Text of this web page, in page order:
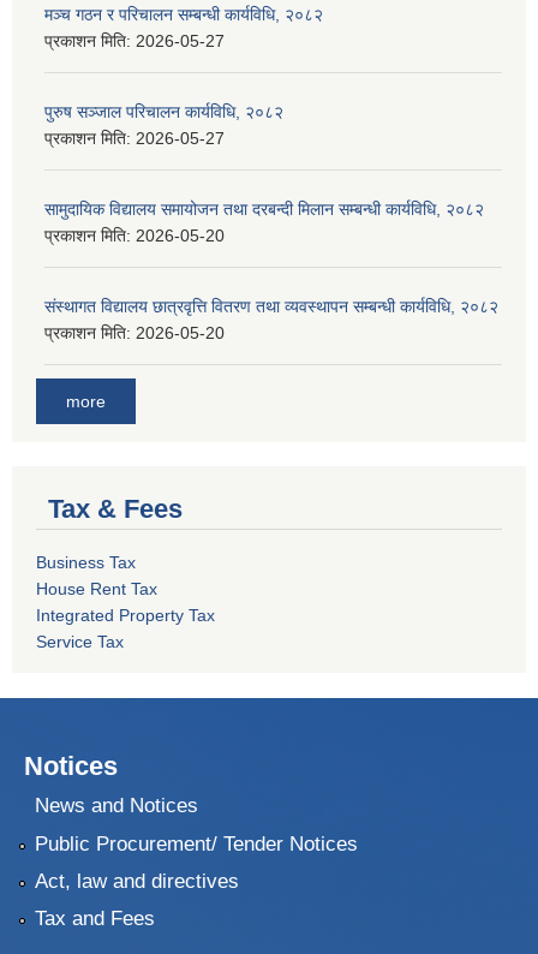
मञ्च गठन र परिचालन सम्बन्धी कार्यविधि, २०८२
प्रकाशन मिति: 2026-05-27
पुरुष सञ्जाल परिचालन कार्यविधि, २०८२
प्रकाशन मिति: 2026-05-27
सामुदायिक विद्यालय समायोजन तथा दरबन्दी मिलान सम्बन्धी कार्यविधि, २०८२
प्रकाशन मिति: 2026-05-20
संस्थागत विद्यालय छात्रवृत्ति वितरण तथा व्यवस्थापन सम्बन्धी कार्यविधि, २०८२
प्रकाशन मिति: 2026-05-20
more
Tax & Fees
Business Tax
House Rent Tax
Integrated Property Tax
Service Tax
Notices
News and Notices
Public Procurement/ Tender Notices
Act, law and directives
Tax and Fees